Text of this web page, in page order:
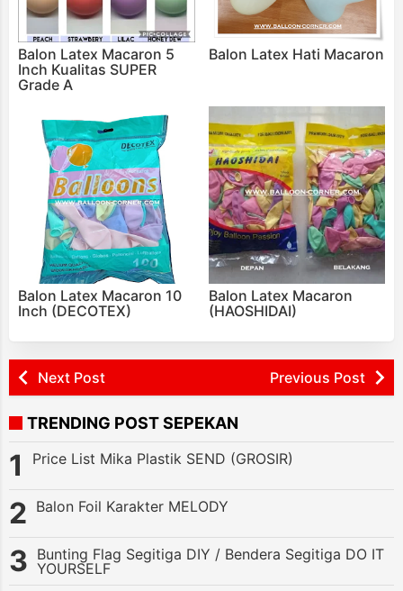
Balon Latex Macaron 5
Inch Kualitas SUPER
Grade A
Balon Latex Hati Macaron
Balon Latex Macaron 10
Inch (DECOTEX)
Balon Latex Macaron
(HAOSHIDAI)
Next Post Previous Post
TRENDING POST SEPEKAN
Price List Mika Plastik SEND (GROSIR)
Balon Foil Karakter MELODY
Bunting Flag Segitiga DIY / Bendera Segitiga DO IT
YOURSELF